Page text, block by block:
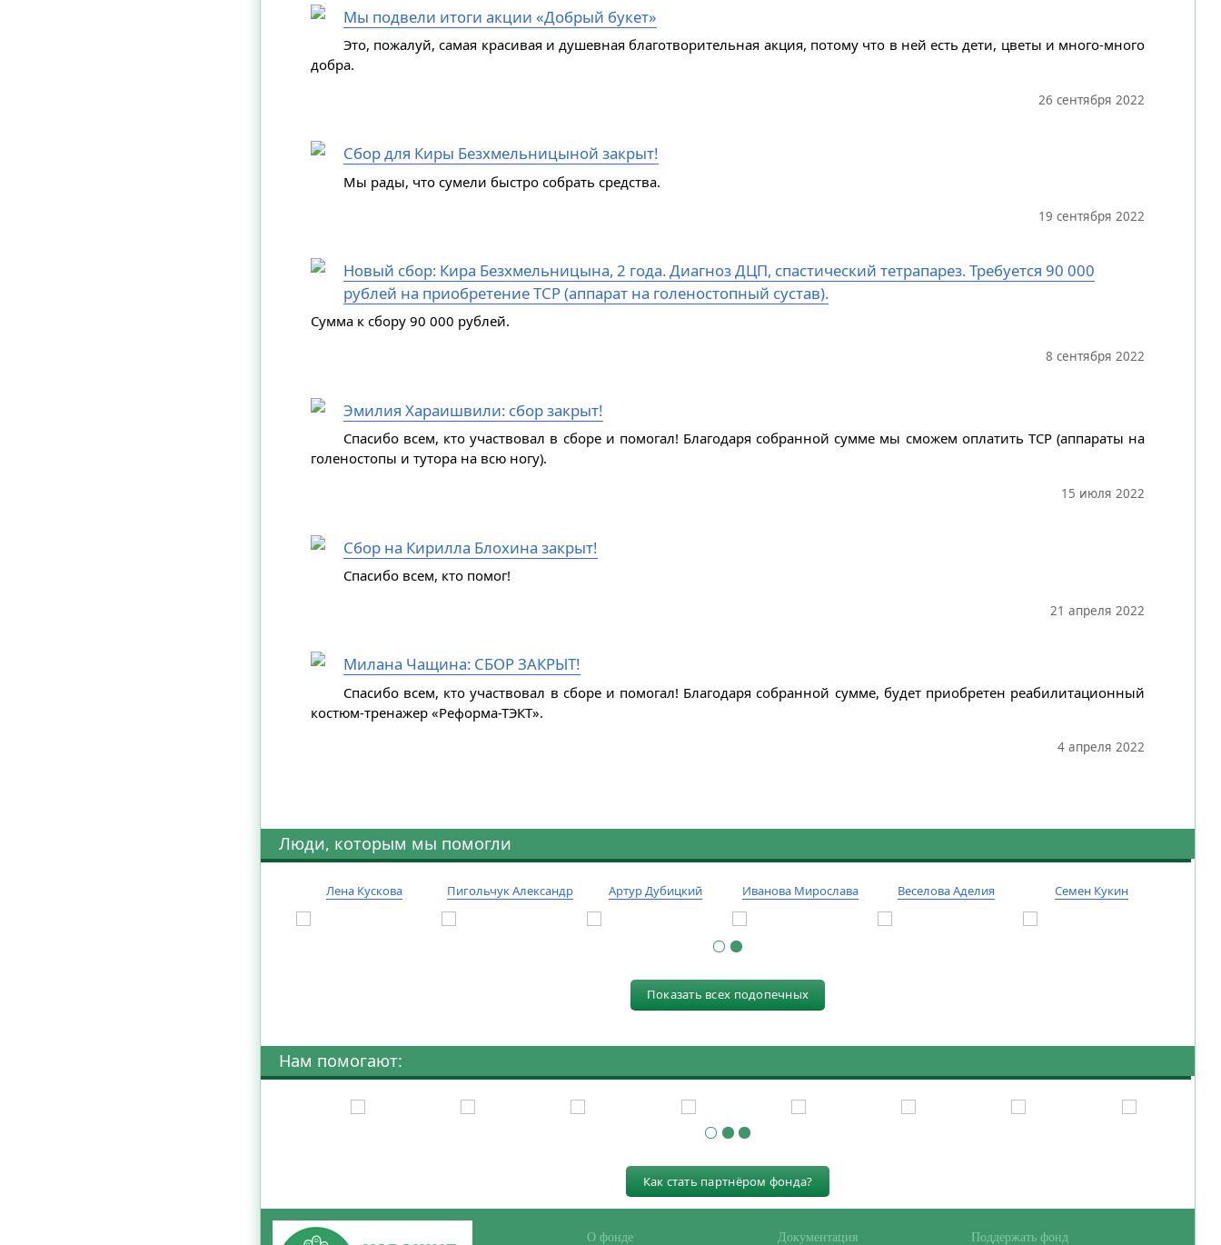
Мы подвели итоги акции «Добрый букет»
Это, пожалуй, самая красивая и душевная благотворительная акция, потому что в ней есть дети, цветы и много-много
добра.
26 сентября 2022
Сбор для Киры Безхмельницыной закрыт!
Мы рады, что сумели быстро собрать средства.
19 сентября 2022
Новый сбор: Кира Безхмельницына, 2 года. Диагноз ДЦП, спастический тетрапарез. Требуется 90 000
рублей на приобретение ТСР (аппарат на голеностопный сустав).
Сумма к сбору 90 000 рублей.
8 сентября 2022
Эмилия Хараишвили: сбор закрыт!
Спасибо всем, кто участвовал в сборе и помогал! Благодаря собранной сумме мы сможем оплатить ТСР (аппараты на
голеностопы и тутора на всю ногу).
15 июля 2022
Сбор на Кирилла Блохина закрыт!
Спасибо всем, кто помог!
21 апреля 2022
Милана Чащина: СБОР ЗАКРЫТ!
Спасибо всем, кто участвовал в сборе и помогал! Благодаря собранной сумме, будет приобретен реабилитационный
костюм-тренажер «Реформа-ТЭКТ».
4 апреля 2022
Люди, которым мы помогли
Лена Кускова Пигольчук Александр Артур Дубицкий Иванова Мирослава Веселова Аделия Семен Кукин
Показать всех подопечных
Нам помогают:
Как стать партнёром фонда?
О фонде Документация Поддержать фонд